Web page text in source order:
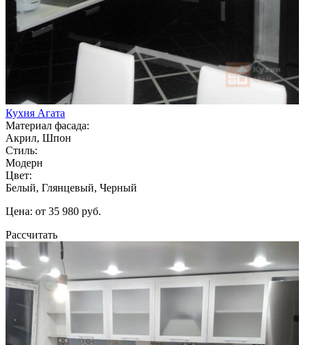
Кухня Агата
Материал фасада:
Акрил, Шпон
Стиль:
Модерн
Цвет:
Белый, Глянцевый, Черный
Цена: от 35 980 руб.
Рассчитать